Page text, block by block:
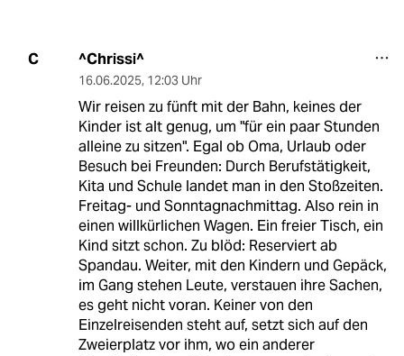
C ^Chrissi^
16.06.2025, 12:03 Uhr
Wir reisen zu fünft mit der Bahn, keines der
Kinder ist alt genug, um "für ein paar Stunden
alleine zu sitzen". Egal ob Oma, Urlaub oder
Besuch bei Freunden: Durch Berufstätigkeit,
Kita und Schule landet man in den Stoßzeiten.
Freitag- und Sonntagnachmittag. Also rein in
einen willkürlichen Wagen. Ein freier Tisch, ein
Kind sitzt schon. Zu blöd: Reserviert ab
Spandau. Weiter, mit den Kindern und Gepäck,
im Gang stehen Leute, verstauen ihre Sachen,
es geht nicht voran. Keiner von den
Einzelreisenden steht auf, setzt sich auf den
Zweierplatz vor ihm, wo ein anderer